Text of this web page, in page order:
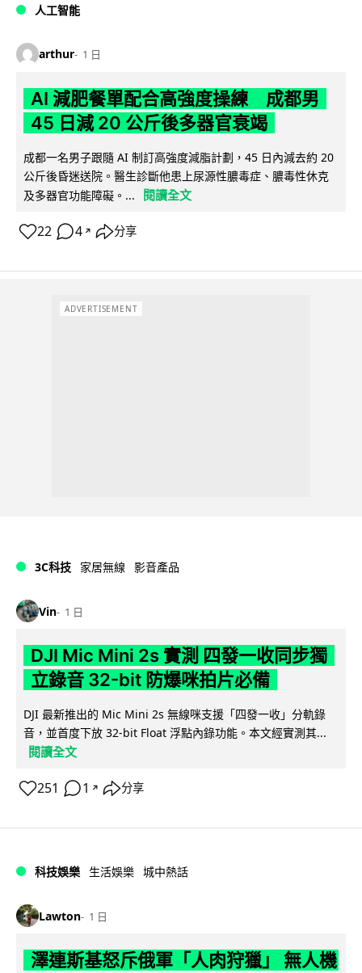
人工智能
arthur 1 日
AI 減肥餐單配合高強度操練 成都男
45 日減 20 公斤後多器官衰竭
成都一名男子跟隨 AI 制訂高強度減脂計劃，45 日內減去約 20
公斤後昏迷送院。醫生診斷他患上尿源性膿毒症、膿毒性休克
及多器官功能障礙。...
閱讀全文
22 4 ↗ 分享
ADVERTISEMENT
3C科技 家居無線 影音產品
Vin 1 日
DJI Mic Mini 2s 實測 四發一收同步獨
立錄音 32-bit 防爆咪拍片必備
DJI 最新推出的 Mic Mini 2s 無線咪支援「四發一收」分軌錄
音，並首度下放 32-bit Float 浮點內錄功能。本文經實測其...
閱讀全文
251 1 ↗ 分享
科技娛樂 生活娛樂 城中熱話
Lawton 1 日
澤連斯基怒斥俄軍「人肉狩獵」 無人機